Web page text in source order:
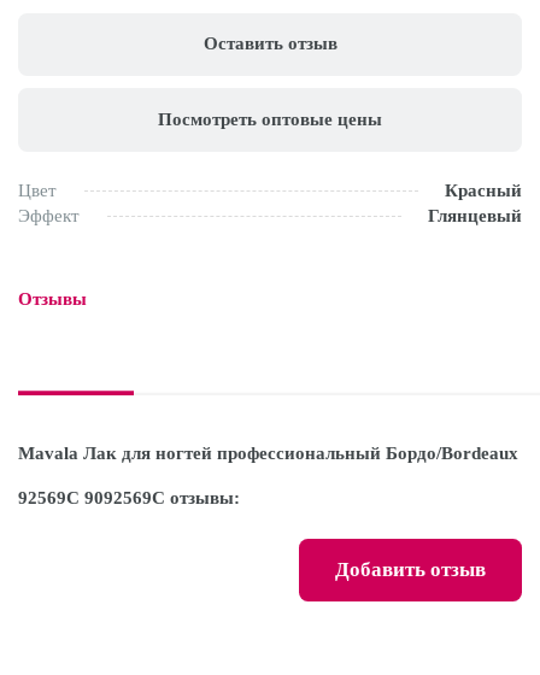
Оставить отзыв
Посмотреть оптовые цены
Цвет
Красный
Эффект
Глянцевый
Отзывы
Mavala Лак для ногтей профессиональный Бордо/Bordeaux
92569C 9092569C отзывы:
Добавить отзыв